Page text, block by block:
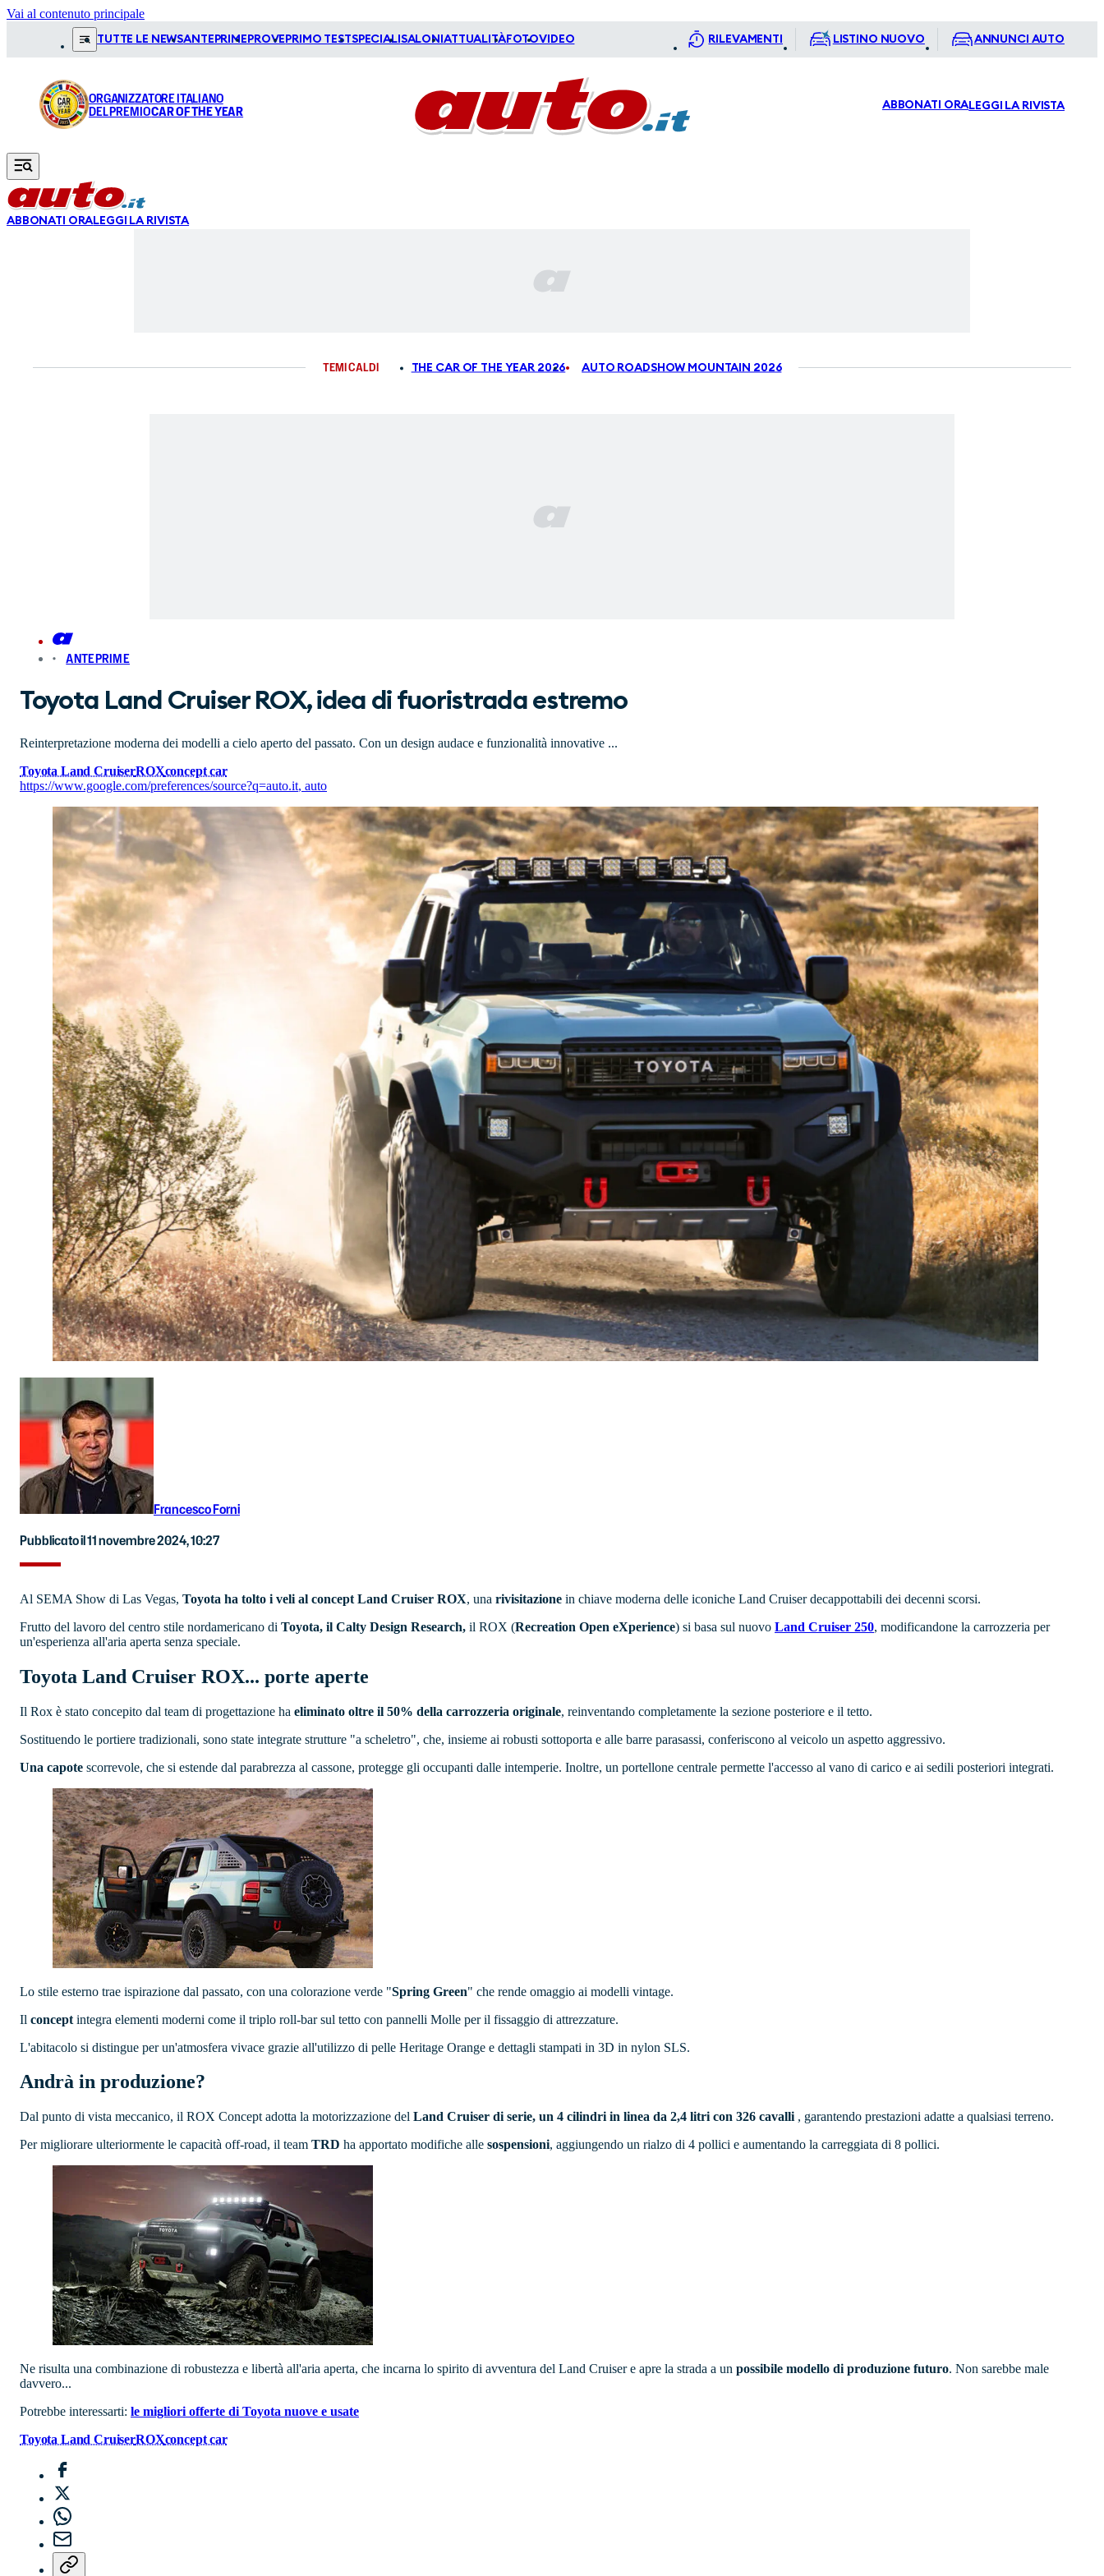
Vai al contenuto principale
TUTTE LE NEWSANTEPRIME PROVE PRIMO TESTSPECIALI SALONI ATTUALITÀFOTOVIDEO RILEVAMENTI LISTINO NUOVO ANNUNCI AUTO
ORGANIZZATORE ITALIANO
DEL PREMIOCAR OF THE YEAR ABBONATI ORALEGGI LA RIVISTA
ABBONATI ORALEGGI LA RIVISTA
TEMI CALDI THE CAR OF THE YEAR 2026 AUTO ROADSHOW MOUNTAIN 2026
ANTEPRIME
Toyota Land Cruiser ROX, idea di fuoristrada estremo
Reinterpretazione moderna dei modelli a cielo aperto del passato. Con un design audace e funzionalità innovative ...
Toyota Land CruiserROXconcept car
https://www.google.com/preferences/source?q=auto.it, auto
Francesco Forni
Pubblicato il 11 novembre 2024, 10:27
Al SEMA Show di Las Vegas, Toyota ha tolto i veli al concept Land Cruiser ROX, una rivisitazione in chiave moderna delle iconiche Land Cruiser decappottabili dei decenni scorsi.
Frutto del lavoro del centro stile nordamericano di Toyota, il Calty Design Research, il ROX (Recreation Open eXperience) si basa sul nuovo Land Cruiser 250, modificandone la carrozzeria per
un'esperienza all'aria aperta senza speciale.
Toyota Land Cruiser ROX... porte aperte
Il Rox è stato concepito dal team di progettazione ha eliminato oltre il 50% della carrozzeria originale, reinventando completamente la sezione posteriore e il tetto.
Sostituendo le portiere tradizionali, sono state integrate strutture "a scheletro", che, insieme ai robusti sottoporta e alle barre parasassi, conferiscono al veicolo un aspetto aggressivo.
Una capote scorrevole, che si estende dal parabrezza al cassone, protegge gli occupanti dalle intemperie. Inoltre, un portellone centrale permette l'accesso al vano di carico e ai sedili posteriori integrati.
Lo stile esterno trae ispirazione dal passato, con una colorazione verde "Spring Green" che rende omaggio ai modelli vintage.
Il concept integra elementi moderni come il triplo roll-bar sul tetto con pannelli Molle per il fissaggio di attrezzature.
L'abitacolo si distingue per un'atmosfera vivace grazie all'utilizzo di pelle Heritage Orange e dettagli stampati in 3D in nylon SLS.
Andrà in produzione?
Dal punto di vista meccanico, il ROX Concept adotta la motorizzazione del Land Cruiser di serie, un 4 cilindri in linea da 2,4 litri con 326 cavalli , garantendo prestazioni adatte a qualsiasi terreno.
Per migliorare ulteriormente le capacità off-road, il team TRD ha apportato modifiche alle sospensioni, aggiungendo un rialzo di 4 pollici e aumentando la carreggiata di 8 pollici.
Ne risulta una combinazione di robustezza e libertà all'aria aperta, che incarna lo spirito di avventura del Land Cruiser e apre la strada a un possibile modello di produzione futuro. Non sarebbe male
davvero...
Potrebbe interessarti: le migliori offerte di Toyota nuove e usate
Toyota Land CruiserROXconcept car